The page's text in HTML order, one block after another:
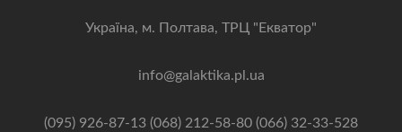
Українa, м. Полтава, ТРЦ "Екватор"
info@galaktika.pl.ua
(095) 926-87-13 (068) 212-58-80 (066) 32-33-528